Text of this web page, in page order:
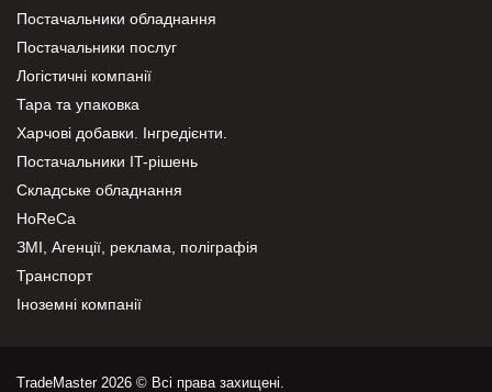
Постачальники обладнання
Постачальники послуг
Логістичні компанії
Тара та упаковка
Харчові добавки. Інгредієнти.
Постачальники IT-рішень
Складське обладнання
HoReCa
ЗМІ, Агенції, реклама, поліграфія
Транспорт
Іноземні компанії
TradeMaster 2026 © Всі права захищені.